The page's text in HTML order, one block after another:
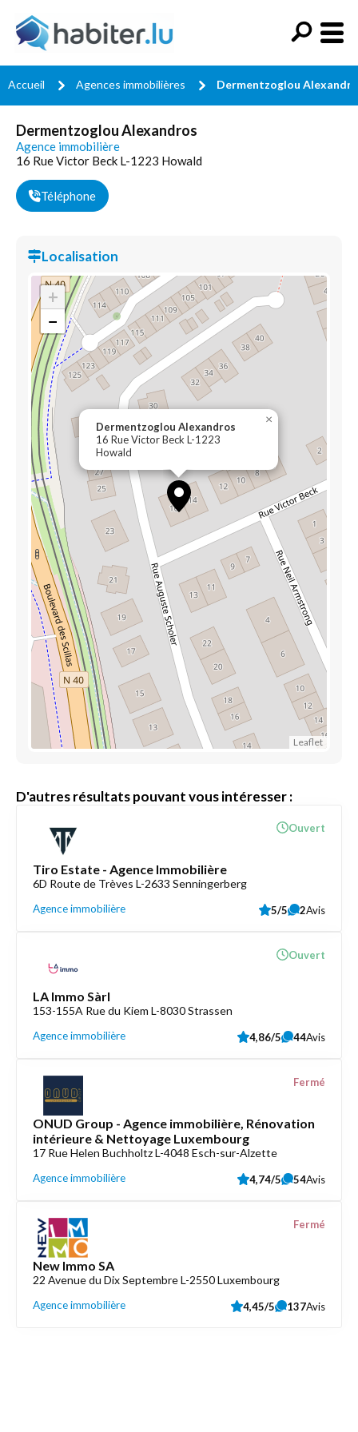
Accueil Agences immobilières Dermentzoglou
Dermentzoglou Alexandros
Agence immobilière
16 Rue Victor Beck L-1223 Howald
Téléphone
Localisation
Dermentzoglou Alexandros
16 Rue Victor Beck L-1223
Howald
×
+
−
Leaflet
D'autres résultats pouvant vous intéresser :
Tiro Estate - Agence Immobilière
6D Route de Trèves L-2633 Senningerberg
Agence immobilière
Ouvert
5/5 2Avis
LA Immo Sàrl
153-155A Rue du Kiem L-8030 Strassen
Agence immobilière
Ouvert
4,86/5 44Avis
ONUD Group - Agence immobilière, Rénovation
intérieure & Nettoyage Luxembourg
17 Rue Helen Buchholtz L-4048 Esch-sur-Alzette
Agence immobilière
Fermé
4,74/5 54Avis
New Immo SA
22 Avenue du Dix Septembre L-2550 Luxembourg
Agence immobilière
Fermé
4,45/5 137Avis